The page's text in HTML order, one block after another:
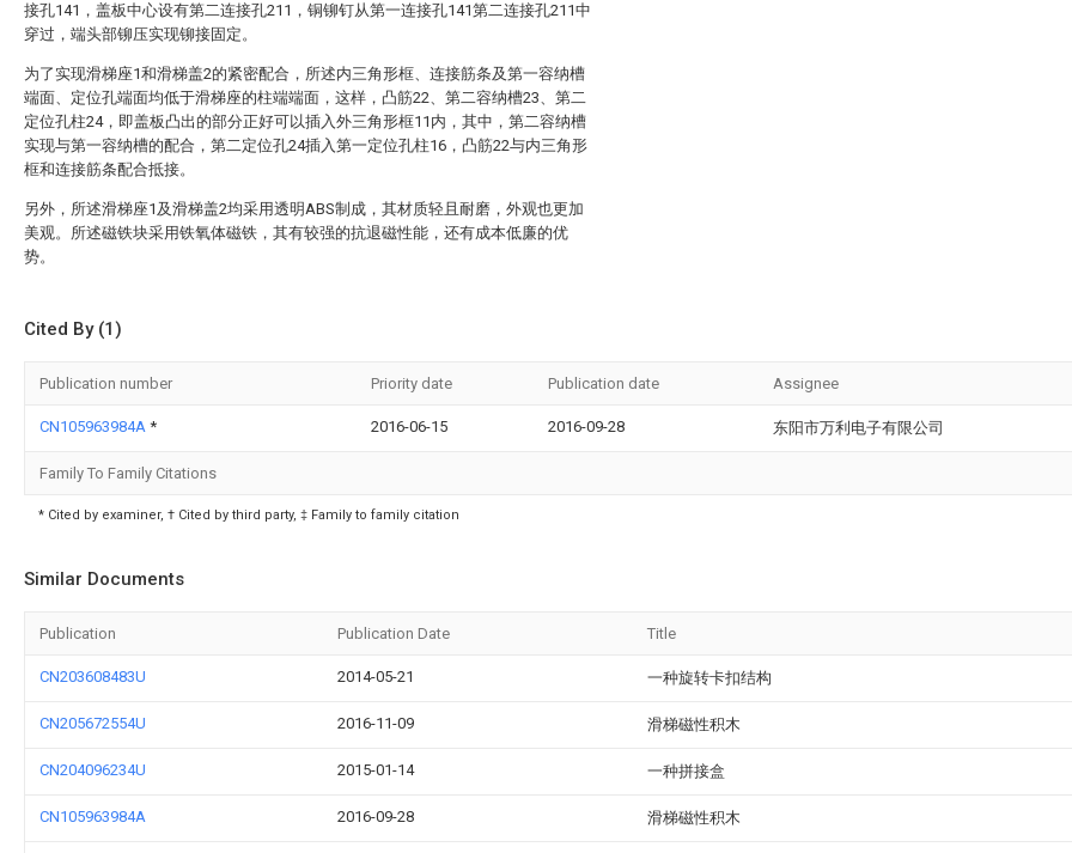
接孔141，盖板中心设有第二连接孔211，铜铆钉从第一连接孔141第二连接孔211中
穿过，端头部铆压实现铆接固定。
为了实现滑梯座1和滑梯盖2的紧密配合，所述内三角形框、连接筋条及第一容纳槽
端面、定位孔端面均低于滑梯座的柱端端面，这样，凸筋22、第二容纳槽23、第二
定位孔柱24，即盖板凸出的部分正好可以插入外三角形框11内，其中，第二容纳槽
实现与第一容纳槽的配合，第二定位孔24插入第一定位孔柱16，凸筋22与内三角形
框和连接筋条配合抵接。
另外，所述滑梯座1及滑梯盖2均采用透明ABS制成，其材质轻且耐磨，外观也更加
美观。所述磁铁块采用铁氧体磁铁，其有较强的抗退磁性能，还有成本低廉的优
势。
Cited By (1)
Publication number Priority date Publication date Assignee
CN105963984A * 2016-06-15 2016-09-28 东阳市万利电子有限公司
Family To Family Citations
* Cited by examiner, † Cited by third party, ‡ Family to family citation
Similar Documents
Publication Publication Date Title
CN203608483U 2014-05-21 一种旋转卡扣结构
CN205672554U 2016-11-09 滑梯磁性积木
CN204096234U 2015-01-14 一种拼接盒
CN105963984A 2016-09-28 滑梯磁性积木